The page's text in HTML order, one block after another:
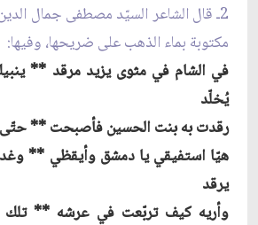
2ـ قال الشاعر السيّد مصطفى جمال
مكتوبة بماء الذهب على ضريحها، وفيها:
في الشام في مثوى يزيد مرقد **
يُخلّد
رقدت به بنت الحسين فأصبحت ** حتّى
هيّا استفيقي يا دمشق وأيقظي **
يرقد
وأريه كيف تربّعت في عرشه ** تلك